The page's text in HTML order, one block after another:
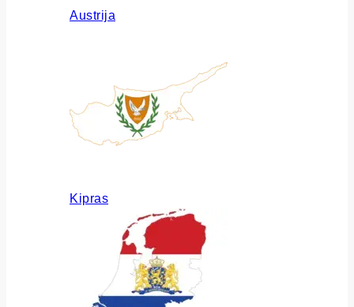
Austrija
Kipras